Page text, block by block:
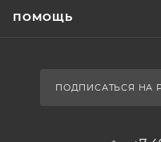
ПОМОЩЬ
ПОДПИСАТЬСЯ НА